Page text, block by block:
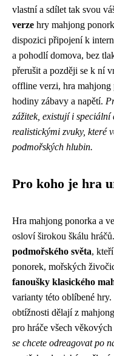
vlastní a sdílet tak svou
verze hry mahjong
dispozici připojení k
a pohodlí domova, bez
přerušit a později se k ní
offline verzi, hra mahjong
hodiny zábavy a napětí.
zážitek, existují i
realistickými zvuky, které
podmořských hlubin.
Pro koho je hra
Hra mahjong ponorka a
osloví širokou škálu hráčů.
podmořského světa,
ponorek, mořských
fanoušky klasického
varianty této oblíbené
obtížnosti dělají z
pro hráče všech
se chcete odreagovat po